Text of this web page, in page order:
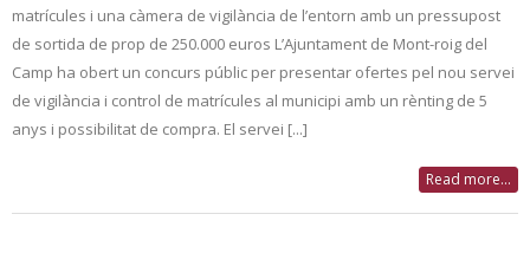
matrícules i una càmera de vigilància de l’entorn amb un pressupost
de sortida de prop de 250.000 euros L’Ajuntament de Mont-roig del
Camp ha obert un concurs públic per presentar ofertes pel nou servei
de vigilància i control de matrícules al municipi amb un rènting de 5
anys i possibilitat de compra. El servei [...]
Read more...